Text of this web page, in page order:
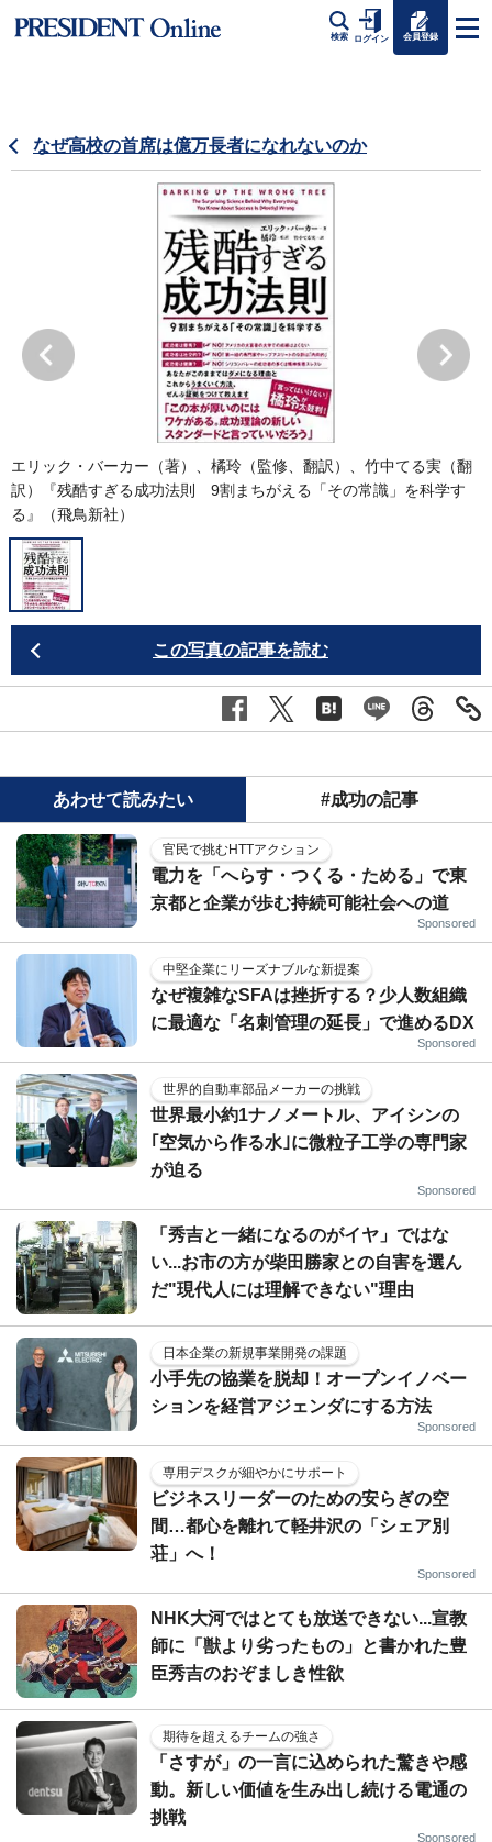
検索 ログイン 会員登録
なぜ高校の首席は億万長者になれないのか
エリック・バーカー（著）、橘玲（監修、翻訳）、竹中てる実（翻
訳）『残酷すぎる成功法則 9割まちがえる「その常識」を科学す
る』（飛鳥新社）
この写真の記事を読む
あわせて読みたい #成功の記事
官民で挑むHTTアクション
電力を「へらす・つくる・ためる」で東
京都と企業が歩む持続可能社会への道
Sponsored
中堅企業にリーズナブルな新提案
なぜ複雑なSFAは挫折する？少人数組織
に最適な「名刺管理の延長」で進めるDX
Sponsored
世界的自動車部品メーカーの挑戦
世界最小約1ナノメートル、アイシンの
｢空気から作る水｣に微粒子工学の専門家
が迫る
Sponsored
「秀吉と一緒になるのがイヤ」ではな
い...お市の方が柴田勝家との自害を選ん
だ"現代人には理解できない"理由
日本企業の新規事業開発の課題
小手先の協業を脱却！オープンイノベー
ションを経営アジェンダにする方法
Sponsored
専用デスクが細やかにサポート
ビジネスリーダーのための安らぎの空
間…都心を離れて軽井沢の「シェア別
荘」へ！
Sponsored
NHK大河ではとても放送できない...宣教
師に「獣より劣ったもの」と書かれた豊
臣秀吉のおぞましき性欲
期待を超えるチームの強さ
「さすが」の一言に込められた驚きや感
動。新しい価値を生み出し続ける電通の
挑戦
Sponsored